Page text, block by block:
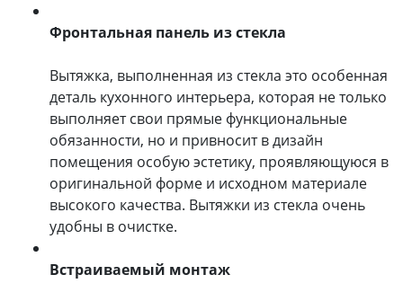
Фронтальная панель из стекла
Вытяжка, выполненная из стекла это особенная
деталь кухонного интерьера, которая не только
выполняет свои прямые функциональные
обязанности, но и привносит в дизайн
помещения особую эстетику, проявляющуюся в
оригинальной форме и исходном материале
высокого качества. Вытяжки из стекла очень
удобны в очистке.
Встраиваемый монтаж